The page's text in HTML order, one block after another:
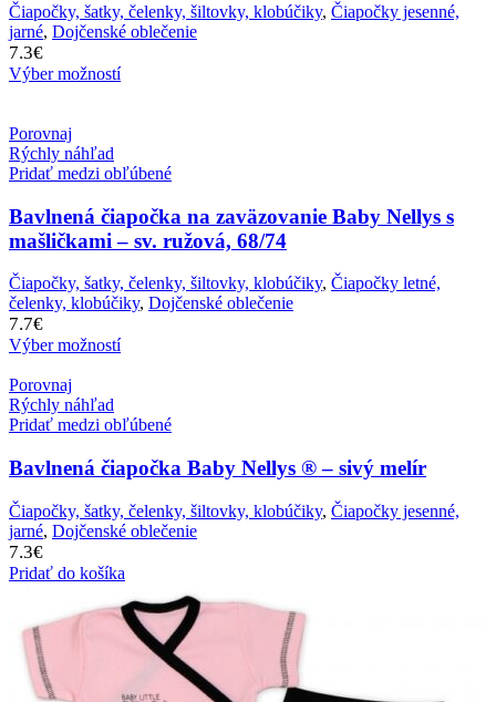
Čiapočky, šatky, čelenky, šiltovky, klobúčiky, Čiapočky jesenné,
jarné, Dojčenské oblečenie
7.3€
Výber možností
Porovnaj
Rýchly náhľad
Pridať medzi obľúbené
Bavlnená čiapočka na zaväzovanie Baby Nellys s
mašličkami – sv. ružová, 68/74
Čiapočky, šatky, čelenky, šiltovky, klobúčiky, Čiapočky letné,
čelenky, klobúčiky, Dojčenské oblečenie
7.7€
Výber možností
Porovnaj
Rýchly náhľad
Pridať medzi obľúbené
Bavlnená čiapočka Baby Nellys ® – sivý melír
Čiapočky, šatky, čelenky, šiltovky, klobúčiky, Čiapočky jesenné,
jarné, Dojčenské oblečenie
7.3€
Pridať do košíka